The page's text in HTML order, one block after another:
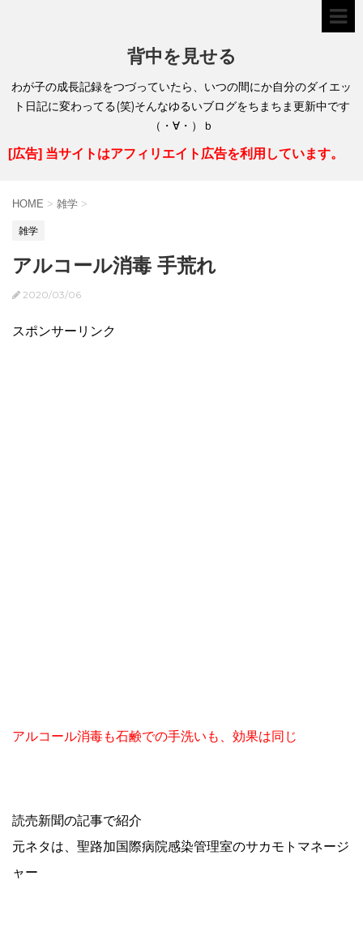
背中を見せる
わが子の成長記録をつづっていたら、いつの間にか自分のダイエッ
ト日記に変わってる(笑)そんなゆるいブログをちまちま更新中です
（・∀・）ｂ
[広告] 当サイトはアフィリエイト広告を利用しています。
HOME > 雑学 >
雑学
アルコール消毒 手荒れ
2020/03/06
スポンサーリンク
アルコール消毒も石鹸での手洗いも、効果は同じ
読売新聞の記事で紹介
元ネタは、聖路加国際病院感染管理室のサカモトマネージ
ャー